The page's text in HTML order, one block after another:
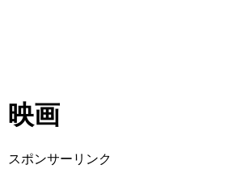
映画
スポンサーリンク